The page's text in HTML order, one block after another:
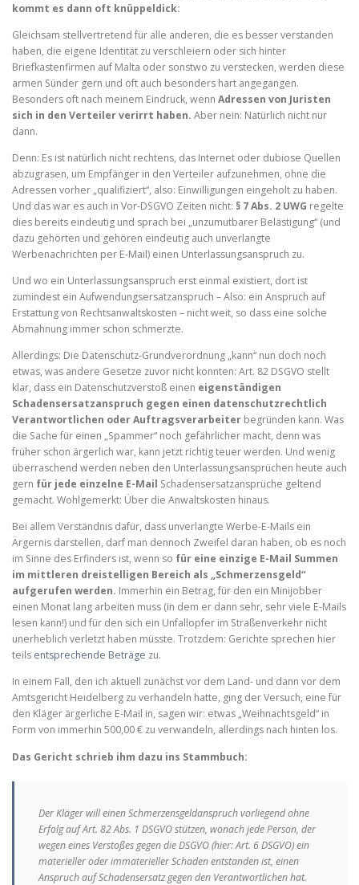
kommt es dann oft knüppeldick:
Gleichsam stellvertretend für alle anderen, die es besser verstanden
haben, die eigene Identität zu verschleiern oder sich hinter
Briefkastenfirmen auf Malta oder sonstwo zu verstecken, werden diese
armen Sünder gern und oft auch besonders hart angegangen.
Besonders oft nach meinem Eindruck, wenn Adressen von Juristen
sich in den Verteiler verirrt haben. Aber nein: Natürlich nicht nur
dann.
Denn: Es ist natürlich nicht rechtens, das Internet oder dubiose Quellen
abzugrasen, um Empfänger in den Verteiler aufzunehmen, ohne die
Adressen vorher „qualifiziert“, also: Einwilligungen eingeholt zu haben.
Und das war es auch in Vor-DSGVO Zeiten nicht: § 7 Abs. 2 UWG regelte
dies bereits eindeutig und sprach bei „unzumutbarer Belästigung“ (und
dazu gehörten und gehören eindeutig auch unverlangte
Werbenachrichten per E-Mail) einen Unterlassungsanspruch zu.
Und wo ein Unterlassungsanspruch erst einmal existiert, dort ist
zumindest ein Aufwendungsersatzanspruch – Also: ein Anspruch auf
Erstattung von Rechtsanwaltskosten – nicht weit, so dass eine solche
Abmahnung immer schon schmerzte.
Allerdings: Die Datenschutz-Grundverordnung „kann“ nun doch noch
etwas, was andere Gesetze zuvor nicht konnten: Art. 82 DSGVO stellt
klar, dass ein Datenschutzverstoß einen eigenständigen
Schadensersatzanspruch gegen einen datenschutzrechtlich
Verantwortlichen oder Auftragsverarbeiter begründen kann. Was
die Sache für einen „Spammer“ noch gefährlicher macht, denn was
früher schon ärgerlich war, kann jetzt richtig teuer werden. Und wenig
überraschend werden neben den Unterlassungsansprüchen heute auch
gern für jede einzelne E-Mail Schadensersatzansprüche geltend
gemacht. Wohlgemerkt: Über die Anwaltskosten hinaus.
Bei allem Verständnis dafür, dass unverlangte Werbe-E-Mails ein
Ärgernis darstellen, darf man dennoch Zweifel daran haben, ob es noch
im Sinne des Erfinders ist, wenn so für eine einzige E-Mail Summen
im mittleren dreistelligen Bereich als „Schmerzensgeld“
aufgerufen werden. Immerhin ein Betrag, für den ein Minijobber
einen Monat lang arbeiten muss (in dem er dann sehr, sehr viele E-Mails
lesen kann!) und für den sich ein Unfallopfer im Straßenverkehr nicht
unerheblich verletzt haben müsste. Trotzdem: Gerichte sprechen hier
teils entsprechende Beträge zu.
In einem Fall, den ich aktuell zunächst vor dem Land- und dann vor dem
Amtsgericht Heidelberg zu verhandeln hatte, ging der Versuch, eine für
den Kläger ärgerliche E-Mail in, sagen wir: etwas „Weihnachtsgeld“ in
Form von immerhin 500,00 € zu verwandeln, allerdings nach hinten los.
Das Gericht schrieb ihm dazu ins Stammbuch:
Der Kläger will einen Schmerzensgeldanspruch vorliegend ohne
Erfolg auf Art. 82 Abs. 1 DSGVO stützen, wonach jede Person, der
wegen eines Verstoßes gegen die DSGVO (hier: Art. 6 DSGVO) ein
materieller oder immaterieller Schaden entstanden ist, einen
Anspruch auf Schadensersatz gegen den Verantwortlichen hat.